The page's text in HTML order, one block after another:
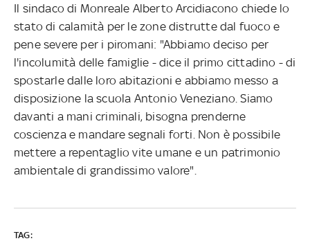
Il sindaco di Monreale Alberto Arcidiacono chiede lo
stato di calamità per le zone distrutte dal fuoco e
pene severe per i piromani: "Abbiamo deciso per
l'incolumità delle famiglie - dice il primo cittadino - di
spostarle dalle loro abitazioni e abbiamo messo a
disposizione la scuola Antonio Veneziano. Siamo
davanti a mani criminali, bisogna prenderne
coscienza e mandare segnali forti. Non è possibile
mettere a repentaglio vite umane e un patrimonio
ambientale di grandissimo valore".
TAG: